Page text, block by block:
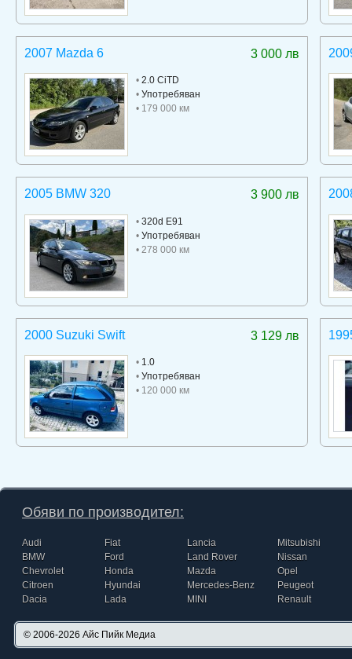
3 000 лв
2007 Mazda 6
• 2.0 CiTD
• Употребяван
• 179 000 км
3 900 лв
2005 BMW 320
• 320d E91
• Употребяван
• 278 000 км
3 129 лв
2000 Suzuki Swift
• 1.0
• Употребяван
• 120 000 км
Обяви по производител:
Audi
BMW
Chevrolet
Citroen
Dacia
Fiat
Ford
Honda
Hyundai
Lada
Lancia
Land Rover
Mazda
Mercedes-Benz
MINI
Mitsubishi
Nissan
Opel
Peugeot
Renault
© 2006-2026 Айс Пийк Медиа